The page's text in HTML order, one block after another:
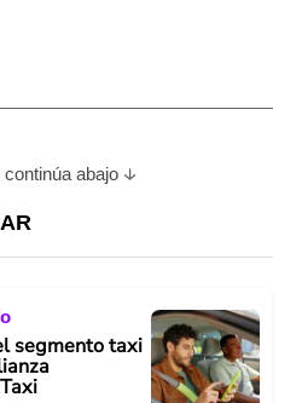
abajo
segmento taxi